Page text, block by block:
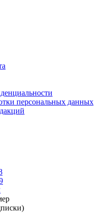
персональных данных